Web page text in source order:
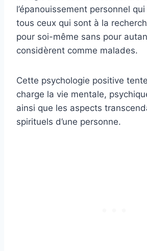
l’épanouissement personnel qui
tous ceux qui sont à la
pour soi-même sans pour
considèrent comme malades.
Cette psychologie positive
charge la vie mentale,
ainsi que les aspects
spirituels d’une personne.